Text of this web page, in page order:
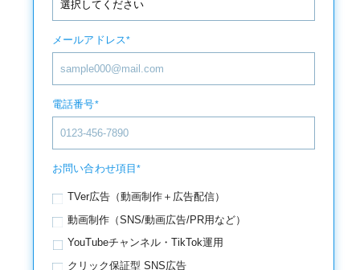
メールアドレス*
電話番号*
お問い合わせ項目*
TVer広告（動画制作＋広告配信）
動画制作（SNS/動画広告/PR用など）
YouTubeチャンネル・TikTok運用
クリック保証型 SNS広告